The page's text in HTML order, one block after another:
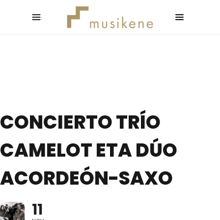
CONCIERTO TRÍO
CAMELOT ETA DÚO
ACORDEÓN-SAXO
11